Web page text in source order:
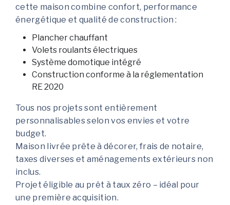
cette maison combine confort, performance
énergétique et qualité de construction :
Plancher chauffant
Volets roulants électriques
Système domotique intégré
Construction conforme à la réglementation
RE 2020
Tous nos projets sont entièrement
personnalisables selon vos envies et votre
budget.
Maison livrée prête à décorer, frais de notaire,
taxes diverses et aménagements extérieurs non
inclus.
Projet éligible au prêt à taux zéro – idéal pour
une première acquisition.